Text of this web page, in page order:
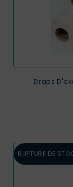
Draps
RUPTURE DE